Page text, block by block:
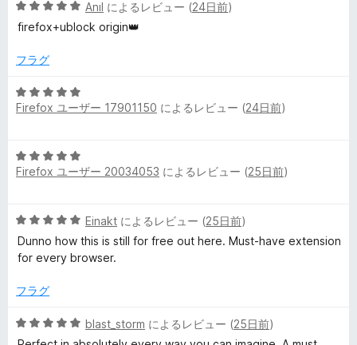
ー
価
5
の
価
5
段
中
の
評
Anıl によるレビュー (24日前)
firefox+ublock origin👑
フラグ
5
段
5
の
Firefox ユーザー 17901150 によるレビュー (24日前)
5
段
5
の
評
Firefox ユーザー 20034053 によるレビュー (25日前)
5
段
階
5
評
価
Einakt によるレビュー (25日前)
Dunno how this is still for free out here. Must-have extension
for every browser.
フラグ
5
段
blast_storm によるレビュー (25日前)